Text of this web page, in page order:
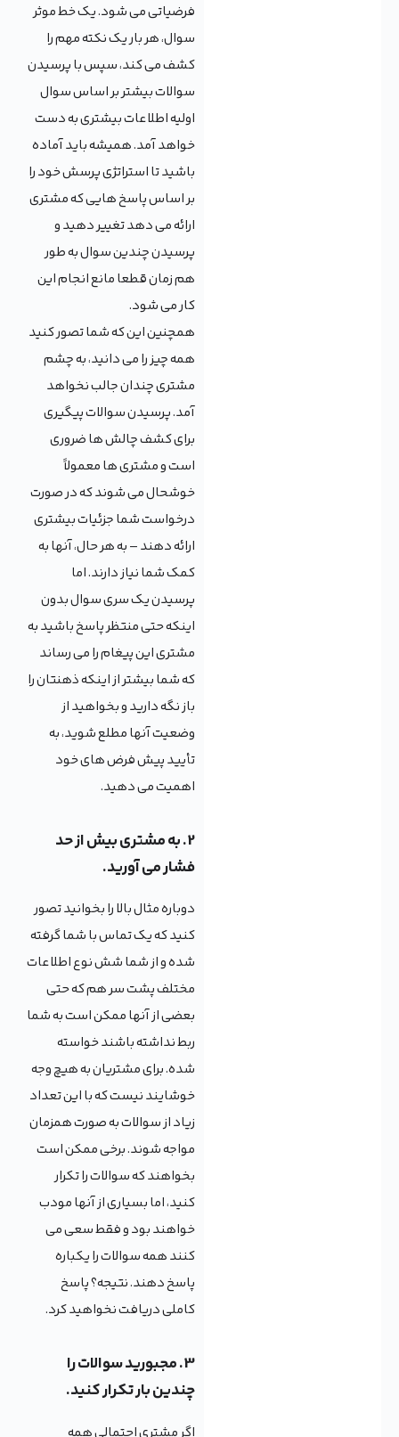
فرضیاتی می شود. یک خط موثر
سوال، هر بار یک نکته مهم را
کشف می کند، سپس با پرسیدن
سوالات بیشتر بر اساس سوال
اولیه اطلاعات بیشتری به دست
خواهد آمد. همیشه باید آماده
باشید تا استراتژی پرسش خود را
بر اساس پاسخ هایی که مشتری
ارائه می دهد تغییر دهید و
پرسیدن چندین سوال به طور
هم زمان قطعا مانع انجام این
کار می شود.
همچنین این که شما تصور کنید
همه چیز را می دانید، به چشم
مشتری چندان جالب نخواهد
آمد. پرسیدن سوالات پیگیری
برای کشف چالش ها ضروری
است و مشتری ها معمولاً
خوشحال می شوند که در صورت
درخواست شما جزئیات بیشتری
ارائه دهند – به هر حال، آنها به
کمک شما نیاز دارند. اما
پرسیدن یک سری سوال بدون
اینکه حتی منتظر پاسخ باشید به
مشتری این پیغام را می رساند
که شما بیشتر از اینکه ذهنتان را
باز نگه دارید و بخواهید از
وضعیت آنها مطلع شوید، به
تأیید پیش فرض های خود
اهمیت می دهید.
2. به مشتری بیش از حد
فشار می آورید.
دوباره مثال بالا را بخوانید تصور
کنید که یک تماس با شما گرفته
شده و از شما شش نوع اطلاعات
مختلف پشت سر هم که حتی
بعضی از آنها ممکن است به شما
ربط نداشته باشند خواسته
شده. برای مشتریان به هیچ وجه
خوشایند نیست که با این تعداد
زیاد از سوالات به صورت همزمان
مواجه شوند. برخی ممکن است
بخواهند که سوالات را تکرار
کنید، اما بسیاری از آنها مودب
خواهند بود و فقط سعی می
کنند همه سوالات را یکباره
پاسخ دهند. نتیجه؟ پاسخ
کاملی دریافت نخواهید کرد.
3. مجبورید سوالات را
چندین بار تکرار کنید.